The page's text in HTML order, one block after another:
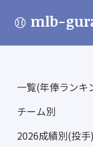
mlb-
一覧(年俸ランキ
チーム別
2026成績別(投手)